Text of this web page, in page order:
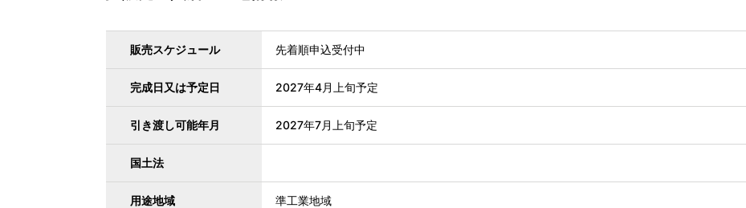
販売スケジュール 先着順申込受付中
完成日又は予定日 2027年4月上旬予定
引き渡し可能年月 2027年7月上旬予定
国土法
用途地域 準工業地域